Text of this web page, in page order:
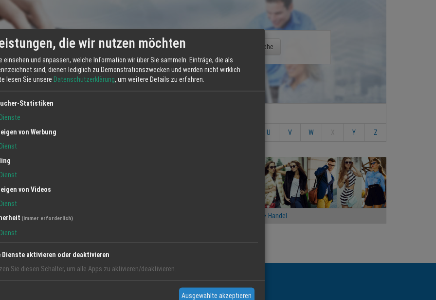
I J K U V W Y Z
Handel
LINKS
die wir nutzen möchten
einsehen und anpassen, welche Information wir über Sie sammeln. Einträge, die als
sind, dienen lediglich zu Demonstrationszwecken und werden nicht wirklich
lesen Sie unsere Datenschutzerklärung, um weitere Details zu erfahren.
Statistiken
Dienste
von Werbung
Dienst
Dienst
von Videos
Dienst
(immer erforderlich)
Dienst
Dienste aktivieren oder deaktivieren
Sie diesen Schalter, um alle Apps zu aktivieren/deaktivieren.
Ausgewählte akzeptieren